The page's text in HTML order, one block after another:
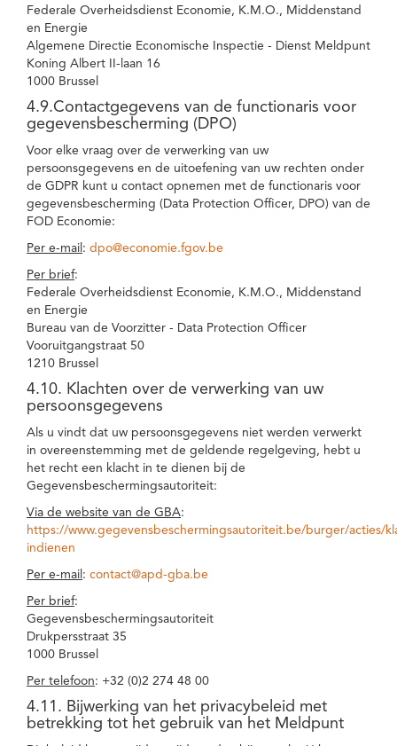
Federale Overheidsdienst Economie, K.M.O., Middenstand
en Energie
Algemene Directie Economische Inspectie - Dienst Meldpunt
Koning Albert II-laan 16
1000 Brussel
4.9.Contactgegevens van de functionaris voor
gegevensbescherming (DPO)
Voor elke vraag over de verwerking van uw
persoonsgegevens en de uitoefening van uw rechten onder
de GDPR kunt u contact opnemen met de functionaris voor
gegevensbescherming (Data Protection Officer, DPO) van de
FOD Economie:
Per e-mail : dpo@economie.fgov.be
Per brief:
Federale Overheidsdienst Economie, K.M.O., Middenstand
en Energie
Bureau van de Voorzitter - Data Protection Officer
Vooruitgangstraat 50
1210 Brussel
4.10. Klachten over de verwerking van uw
persoonsgegevens
Als u vindt dat uw persoonsgegevens niet werden verwerkt
in overeenstemming met de geldende regelgeving, hebt u
het recht een klacht in te dienen bij de
Gegevensbeschermingsautoriteit:
Via de website van de GBA:
https://www.gegevensbeschermingsautoriteit.be/burger/acties/
indienen
Per e-mail : contact@apd-gba.be
Per brief:
Gegevensbeschermingsautoriteit
Drukpersstraat 35
1000 Brussel
Per telefoon: +32 (0)2 274 48 00
4.11. Bijwerking van het privacybeleid met
betrekking tot het gebruik van het Meldpunt